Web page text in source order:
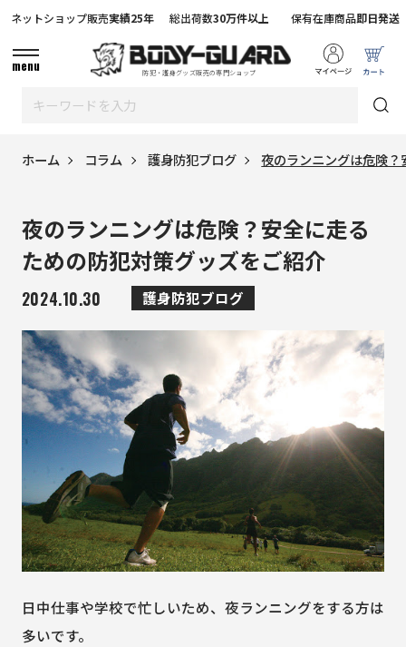
防犯・護身グッズ販売の専門ショップ
ネットショップ販売実績25年 総出荷数30万件以上 保有在庫商品即日発送
menu
ホーム コラム 護身防犯ブログ 夜のランニングは危険
夜のランニングは危険？安全に走る
ための防犯対策グッズをご紹介
2024.10.30 護身防犯ブログ
日中仕事や学校で忙しいため、夜ランニングをする方は
多いです。